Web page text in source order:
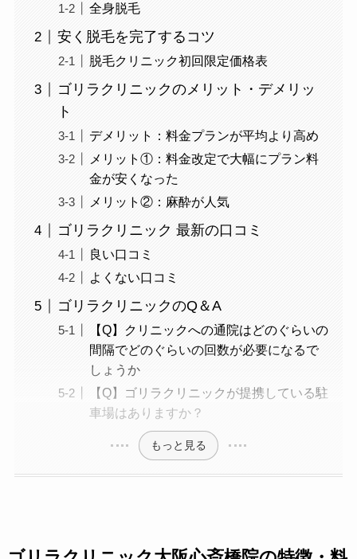
全身脱毛
安く脱毛を完了するコツ
脱毛クリニック初回限定価格表
ゴリラクリニックのメリット・デメリッ
ト
デメリット：料金プランが平均より高め
メリット①：料金改定で大幅にプラン料
金が安くなった
メリット②：麻酔が人気
ゴリラクリニック 最新の口コミ
良い口コミ
よくない口コミ
ゴリラクリニックのQ＆A
【Q】クリニックへの通院はどのぐらいの
間隔でどのぐらいの回数が必要になるで
しょうか
【Q】ゴリラクリニックが提携している駐
車場はありますか？
もっと見る